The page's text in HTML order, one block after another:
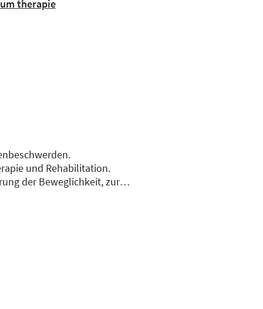
therapie
und Rehabilitation.
der Beweglichkeit, zur